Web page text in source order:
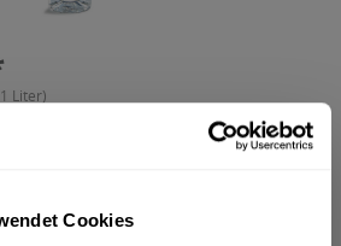
Cookies
Liter)